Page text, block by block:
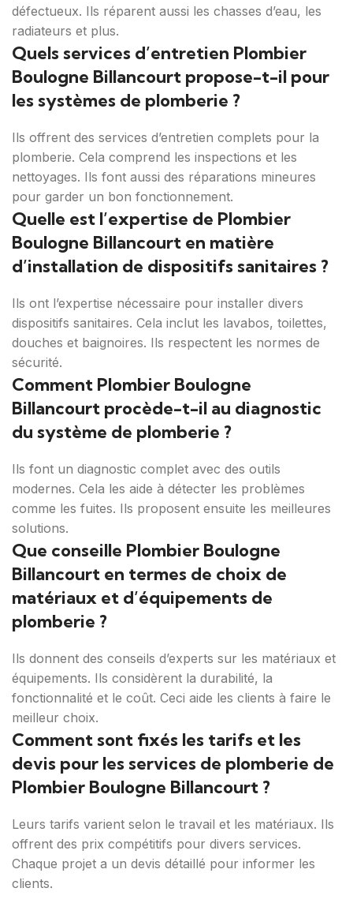
défectueux. Ils réparent aussi les chasses d’eau, les
radiateurs et plus.
Quels services d’entretien Plombier
Boulogne Billancourt propose-t-il pour
les systèmes de plomberie ?
Ils offrent des services d’entretien complets pour la
plomberie. Cela comprend les inspections et les
nettoyages. Ils font aussi des réparations mineures
pour garder un bon fonctionnement.
Quelle est l’expertise de Plombier
Boulogne Billancourt en matière
d’installation de dispositifs sanitaires ?
Ils ont l’expertise nécessaire pour installer divers
dispositifs sanitaires. Cela inclut les lavabos, toilettes,
douches et baignoires. Ils respectent les normes de
sécurité.
Comment Plombier Boulogne
Billancourt procède-t-il au diagnostic
du système de plomberie ?
Ils font un diagnostic complet avec des outils
modernes. Cela les aide à détecter les problèmes
comme les fuites. Ils proposent ensuite les meilleures
solutions.
Que conseille Plombier Boulogne
Billancourt en termes de choix de
matériaux et d’équipements de
plomberie ?
Ils donnent des conseils d’experts sur les matériaux et
équipements. Ils considèrent la durabilité, la
fonctionnalité et le coût. Ceci aide les clients à faire le
meilleur choix.
Comment sont fixés les tarifs et les
devis pour les services de plomberie de
Plombier Boulogne Billancourt ?
Leurs tarifs varient selon le travail et les matériaux. Ils
offrent des prix compétitifs pour divers services.
Chaque projet a un devis détaillé pour informer les
clients.